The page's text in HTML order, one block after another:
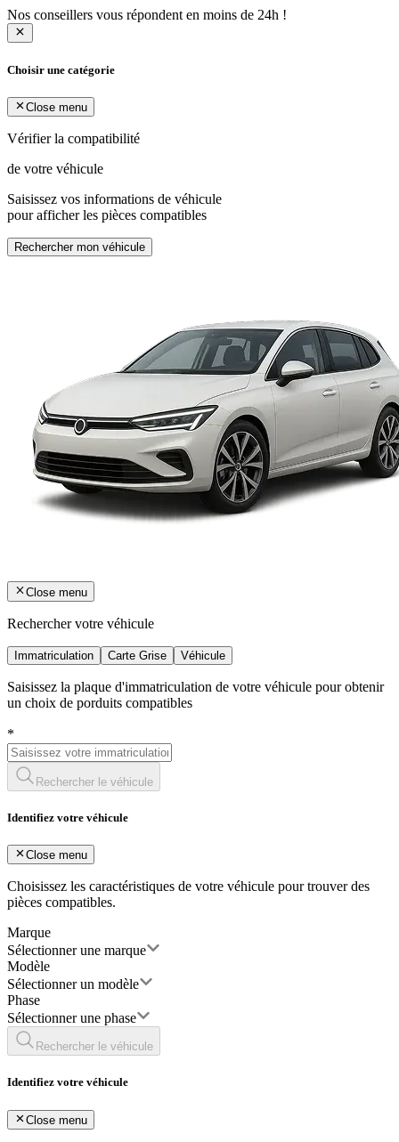
Nos conseillers vous répondent en moins de 24h !
Choisir une catégorie
Close menu
Vérifier la compatibilité
de votre véhicule
Saisissez vos informations de véhicule
pour afficher les pièces compatibles
Rechercher mon véhicule
Close menu
Rechercher votre véhicule
Immatriculation Carte Grise Véhicule
Saisissez la plaque d'immatriculation de votre véhicule pour obtenir
un choix de porduits compatibles
*
Rechercher le véhicule
Identifiez votre véhicule
Close menu
Choisissez les caractéristiques de votre véhicule pour trouver des
pièces compatibles.
Marque
Sélectionner une marque
Modèle
Sélectionner un modèle
Phase
Sélectionner une phase
Rechercher le véhicule
Identifiez votre véhicule
Close menu